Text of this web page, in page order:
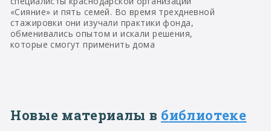
«Сияние» и пять семей. Во время трехдневной
стажировки они изучали практики фонда,
обменивались опытом и искали решения,
которые смогут применить дома
Новые материалы в библиотеке